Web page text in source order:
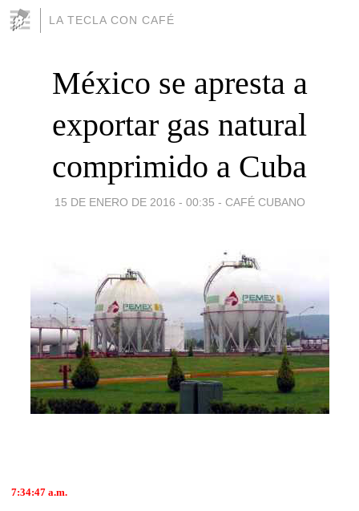
LA TECLA CON CAFÉ
México se apresta a
exportar gas natural
comprimido a Cuba
15 DE ENERO DE 2016 - 00:35 - CAFÉ CUBANO
7:34:47 a.m.